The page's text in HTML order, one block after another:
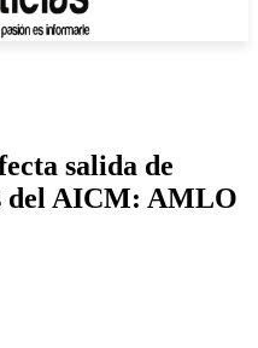
salida de
del AICM: AMLO